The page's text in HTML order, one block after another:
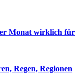
Monat wirklich für
Regen, Regionen